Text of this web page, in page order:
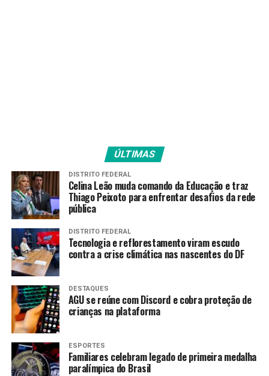
(@Palmeiras)March 29,
2024
Apesar de ficar com a vitória final, a equipe comandada
pelo técnico Abel Ferreira não teve facilidades diante de
um corajoso Novorizontino, que teve o meio-campista
Rômulo como grande destaque.
Desta forma, o Palmeiras dependeu do lampejo
individual do jovem atacante Endrick para sair com a
vitória. O jogador de apenas 17 anos mostrou seu poder
de decisão aos 7 minutos do segundo tempo, quando
conseguiu finalizar com perfeição de esquerda após o
argentino Flaco López conseguir escorar de cabeça para
o meio da área.
ÚLTIMAS
DISTRITO FEDERAL
Celina Leão muda comando da Educação e traz
Thiago Peixoto para enfrentar desafios da rede
pública
DISTRITO FEDERAL
Tecnologia e reflorestamento viram escudo
contra a crise climática nas nascentes do DF
DESTAQUES
AGU se reúne com Discord e cobra proteção de
crianças na plataforma
ESPORTES
Familiares celebram legado de primeira medalha
paralímpica do Brasil